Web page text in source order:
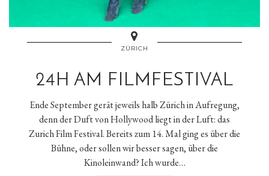
ZÜRICH
24H AM FILMFESTIVAL
Ende September gerät jeweils halb Zürich in Aufregung,
denn der Duft von Hollywood liegt in der Luft: das
Zurich Film Festival. Bereits zum 14. Mal ging es über die
Bühne, oder sollen wir besser sagen, über die
Kinoleinwand? Ich wurde…